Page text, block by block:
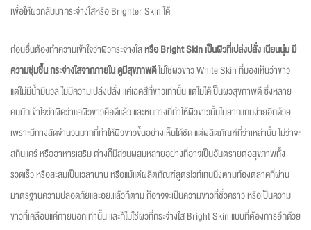
เพื่อให้ผิวกลับมากระจ่างใสหรือ Brighter Skin ได้
ก่อนอื่นต้องทำความเข้าใจว่าผิวกระจ่างใสหรือ Bright Skin เป็นผิวที่เปล่งปลั่ง เนียนนุ่ม มี
ความชุ่มชื้น กระจ่างใสจากภายใน ดูมีสุขภาพดีไม่ใช่ผิวขาว White Skin ที่มองเห็นว่าขาว
แต่ไม่มีน้ำมีนวล ไม่มีความเปล่งปลั่ง แค่เฉดสีที่ขาวเท่านั้น แต่ไม่ได้เป็นผิวสุขภาพดี ซึ่งหลาย
คนมักเข้าใจว่าผิดว่าแค่ผิวขาวคือดีแล้ว และหนทางที่ทำให้ผิวขาวนั้นไม่ยากแถมง่ายอีกด้วย
เพราะมีทางลัดจำนวนมากที่ทำให้ผิวขาวขึ้นอย่างเห็นได้ชัด แต่ผลิตภัณฑ์ที่ว่าเหล่านั้น ไม่ว่าจะ
สกินแคร์ หรืออาหารเสริม ต่างก็มีส่วนผสมหลายอย่างที่อาจเป็นอันตรายต่อสุขภาพทั้ง
รวดเร็ว หรือสะสมเป็นเวลานาน หรือแม้แต่ผลิตภัณฑ์สูตรไวท์เทนนิ่งตามท้องตลาดที่ผ่าน
มาตรฐานความปลอดภัยและอย.แล้วก็ตาม ก็อาจจะเป็นความขาวที่ชั่วคราว หรือเป็นความ
ขาวที่เคลือบแค่ภายนอกเท่านั้น และก็ไม่ใช่ผิวที่กระจ่างใส Bright Skin แบบที่ต้องการอีกด้วย